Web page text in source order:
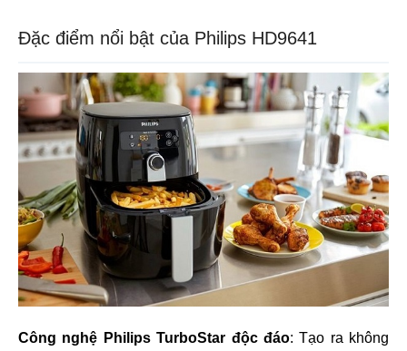
Đặc điểm nổi bật của Philips HD9641
Công nghệ Philips TurboStar độc đáo: Tạo ra không